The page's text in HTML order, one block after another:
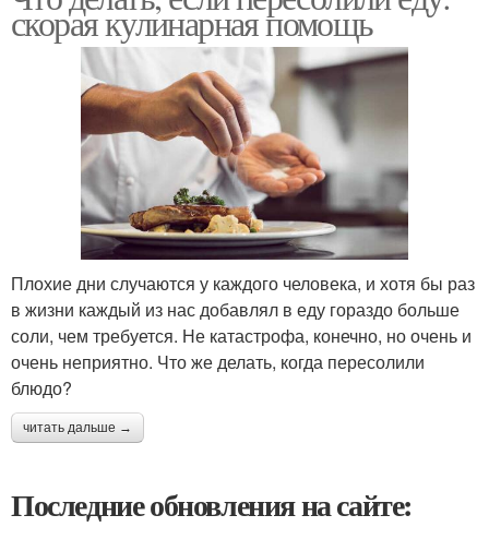
скорая кулинарная помощь
Плохие дни случаются у каждого человека, и хотя бы раз
в жизни каждый из нас добавлял в еду гораздо больше
соли, чем требуется. Не катастрофа, конечно, но очень и
очень неприятно. Что же делать, когда пересолили
блюдо?
читать дальше →
Последние обновления на сайте: